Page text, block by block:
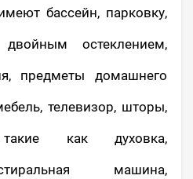
бассейн, парковку,
остеклением,
предметы домашнего
телевизор, шторы,
такие как духовка,
машина,